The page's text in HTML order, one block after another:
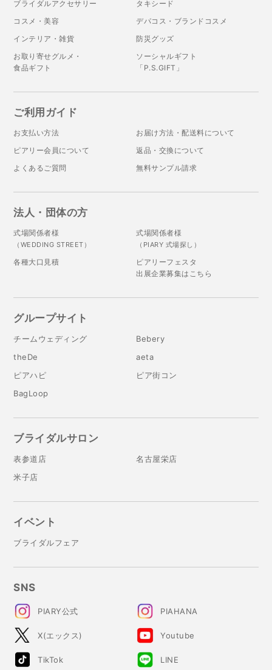
ブライダルアクセサリー
タキシード
コスメ・美容
デパコス・ブランドコスメ
インテリア・雑貨
防災グッズ
お取り寄せグルメ・
食品ギフト
ソーシャルギフト
「P.S.GIFT」
ご利用ガイド
お支払い方法
お届け方法・配送料について
ピアリー会員について
返品・交換について
よくあるご質問
無料サンプル請求
法人・団体の方
式場関係者様
（WEDDING STREET）
式場関係者様
（PIARY 式場探し）
各種大口見積
ピアリーフェスタ
出展企業募集はこちら
グループサイト
チームウェディング
Bebery
theDe
aeta
ピアハピ
ピア街コン
BagLoop
ブライダルサロン
表参道店
名古屋栄店
米子店
イベント
ブライダルフェア
SNS
PIARY公式 PIAHANA
X(エックス) Youtube
TikTok LINE